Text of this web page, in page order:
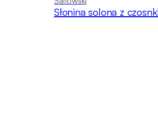
Słonina solona z